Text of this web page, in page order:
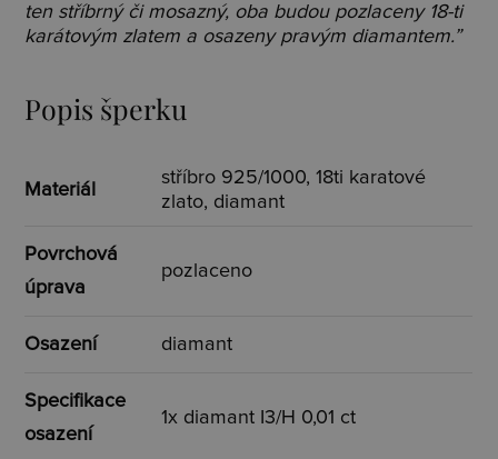
ten stříbrný či mosazný, oba budou pozlaceny 18-ti
karátovým zlatem a osazeny pravým diamantem.”
Popis šperku
Materiál
stříbro 925/1000, 18ti karatové
zlato, diamant
Povrchová
úprava
pozlaceno
Osazení diamant
Specifikace
osazení
1x diamant I3/H 0,01 ct